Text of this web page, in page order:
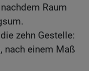
Raum
zehn Gestelle:
nach einem Maß